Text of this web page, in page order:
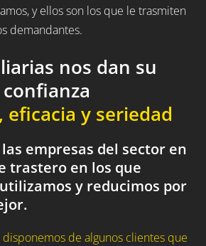
y ellos son los que le trasmiten
demandantes.
nos dan su
confianza
eficacia y seriedad
empresas del sector en
trastero en los que
y reducimos por
de algunos clientes que